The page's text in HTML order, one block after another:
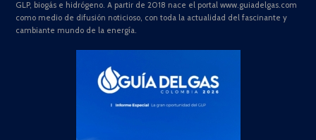
GLP, biogás e hidrógeno. A partir de 2018 nace el portal www.guiadelgas.com
como medio de difusión noticioso, con toda la actualidad del fascinante y
cambiante mundo de la energía.